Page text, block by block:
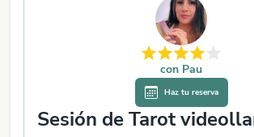
con Pau
Haz tu reserva
Sesión de Tarot